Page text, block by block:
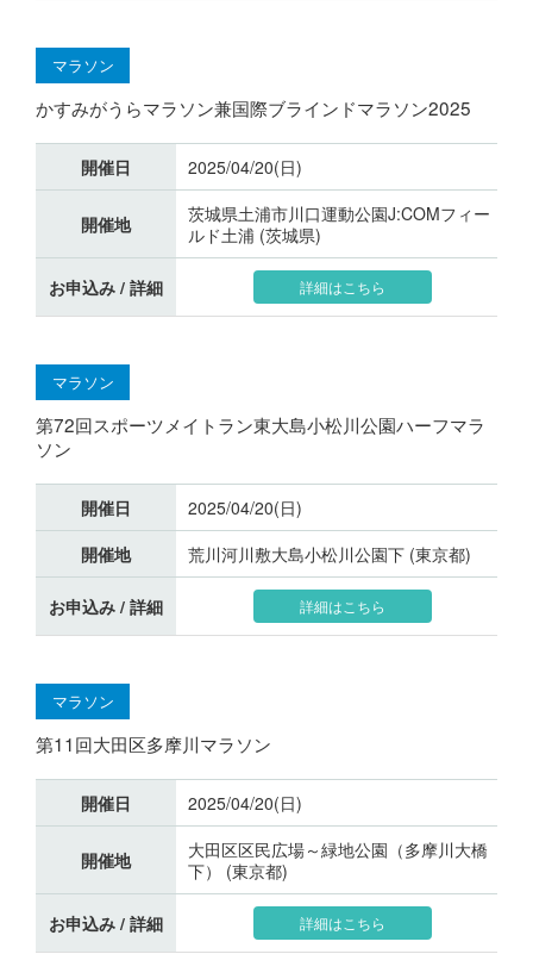
マラソン
かすみがうらマラソン兼国際ブラインドマラソン2025
開催日 2025/04/20(日)
開催地
茨城県土浦市川口運動公園J:COMフィー
ルド土浦 (茨城県)
お申込み / 詳細 詳細はこちら
マラソン
第72回スポーツメイトラン東大島小松川公園ハーフマラ
ソン
開催日
2025/04/20(日)
開催地
荒川河川敷大島小松川公園下 (東京都)
お申込み / 詳細 詳細はこちら
マラソン
第11回大田区多摩川マラソン
開催日 2025/04/20(日)
開催地
大田区区民広場～緑地公園（多摩川大橋
下） (東京都)
お申込み / 詳細 詳細はこちら